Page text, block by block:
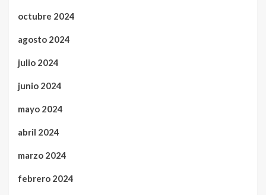
octubre 2024
agosto 2024
julio 2024
junio 2024
mayo 2024
abril 2024
marzo 2024
febrero 2024